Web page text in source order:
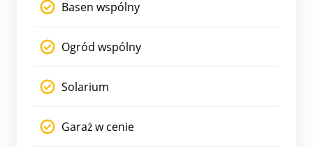
Basen wspólny
Ogród wspólny
Solarium
Garaż w cenie